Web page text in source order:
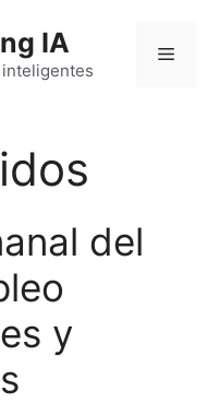
IA
del
y